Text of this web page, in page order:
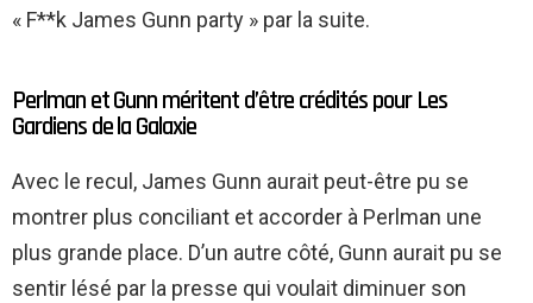
« F**k James Gunn party » par la suite.
Perlman et Gunn méritent d’être crédités pour Les
Gardiens de la Galaxie
Avec le recul, James Gunn aurait peut-être pu se
montrer plus conciliant et accorder à Perlman une
plus grande place. D’un autre côté, Gunn aurait pu se
sentir lésé par la presse qui voulait diminuer son